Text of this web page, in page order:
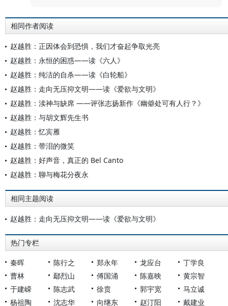
相同作者阅读
赵越胜：正因体会到恐惧，我们才奋起争取光亮
赵越胜：永恒的困惑——读《六人》
赵越胜：纯洁的自杀——读《白轮船》
赵越胜：走向无压抑文明——读《爱欲与文明》
赵越胜：渎神与缺席 ——评张志扬新作《幽僻处可有人行？》
赵越胜：与胡文辉先生书
赵越胜：忆宾雁
赵越胜：带泪的微笑
赵越胜：好声音，真正的 Bel Canto
赵越胜：聊与梅花分夜永
相同主题阅读
赵越胜：走向无压抑文明——读《爱欲与文明》
热门专栏
秦晖 陈行之 郑永年 龙应台
丁学良
曹林
鄢烈山 傅国涌 陈嘉映
黄宗智
于建嵘
陈志武 徐贲 郭宇宽
马立诚
杨祖陶
沈志华 向继东 赵汀阳 戴建业